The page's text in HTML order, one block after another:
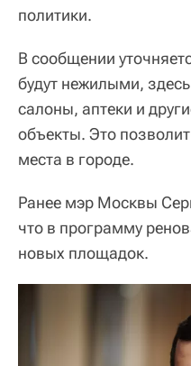
политики.
В сообщении
будут нежилыми,
салоны, аптеки и
объекты. Это
места в городе.
Ранее мэр Москвы
что в программу
новых площадок.